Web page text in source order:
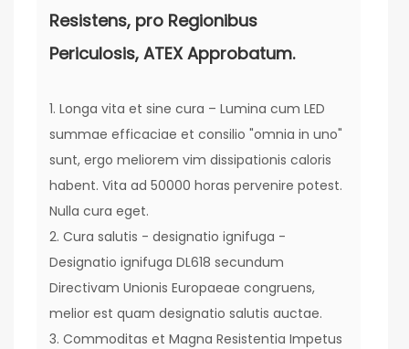
Resistens, pro Regionibus
Periculosis, ATEX Approbatum.
1. Longa vita et sine cura – Lumina cum LED
summae efficaciae et consilio "omnia in uno"
sunt, ergo meliorem vim dissipationis caloris
habent. Vita ad 50000 horas pervenire potest.
Nulla cura eget.
2. Cura salutis - designatio ignifuga -
Designatio ignifuga DL618 secundum
Directivam Unionis Europaeae congruens,
melior est quam designatio salutis auctae.
3. Commoditas et Magna Resistentia Impetus